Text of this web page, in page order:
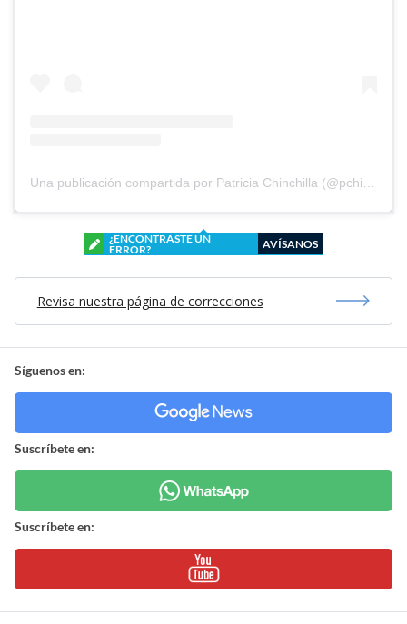
¿ENCONTRASTE UN
ERROR?
AVÍSANOS
Revisa nuestra página de correcciones
Síguenos en:
Suscríbete en:
Suscríbete en: